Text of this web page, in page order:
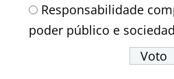
Responsabilidade
poder público e